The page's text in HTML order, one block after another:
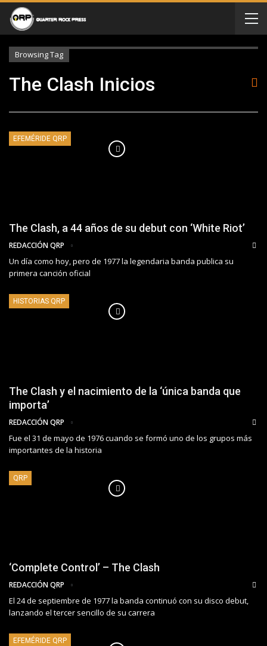
Browsing Tag
The Clash Inicios
EFEMÉRIDE QRP
The Clash, a 44 años de su debut con ‘White Riot’
REDACCIÓN QRP
Un día como hoy, pero de 1977 la legendaria banda publica su
primera canción oficial
HISTORIAS QRP
The Clash y el nacimiento de la ‘única banda que
importa’
REDACCIÓN QRP
Fue el 31 de mayo de 1976 cuando se formó uno de los grupos más
importantes de la historia
QRP
‘Complete Control’ – The Clash
REDACCIÓN QRP
El 24 de septiembre de 1977 la banda continuó con su disco debut,
lanzando el tercer sencillo de su carrera
EFEMÉRIDE QRP